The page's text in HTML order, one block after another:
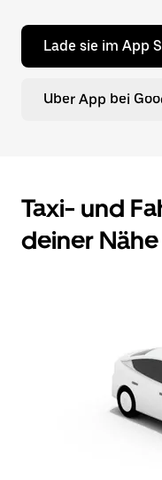
Lade sie im App
Uber App bei
Taxi- und
deiner